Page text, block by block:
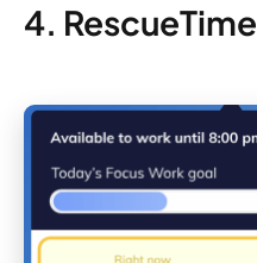
4. RescueTime